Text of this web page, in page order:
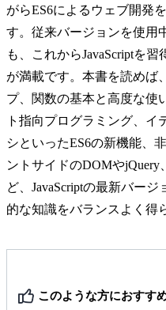
がらES6によるウェブ開発
す。従来バージョンを使用
も、これからJavaScriptを
が満載です。本書を読めば
プ、関数の基本と高度な使
ト指向プログラミング、イ
シといったES6の新機能、
ントサイドのDOMやjQuery
ど、JavaScriptの最新バー
的な知識をバランスよく得
このような方におすす